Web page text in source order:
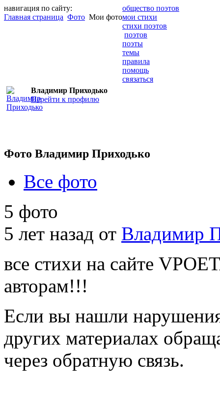
навигация по сайту:
Главная страница Фото Мои фото
общество поэтов
мои стихи
стихи поэтов
поэтов
поэты
темы
правила
помощь
связаться
Владимир Приходько
Перейти к профилю
Фото Владимир Приходько
Все фото
5 фото
5 лет назад от Владимир
все стихи на сайте
авторам!!!
Если вы нашли
других материалах
через обратную связь.